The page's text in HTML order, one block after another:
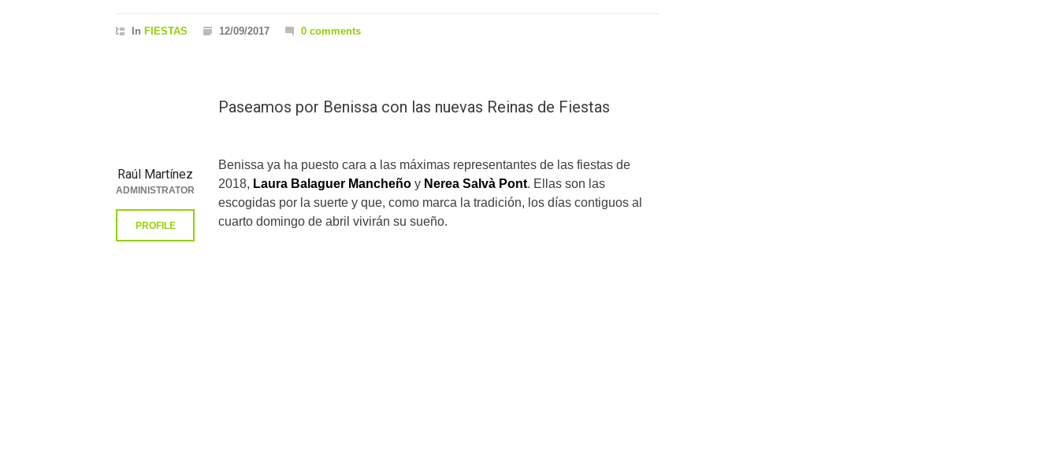
In FIESTAS 12/09/2017 0 comments
Paseamos por Benissa con las nuevas Reinas de Fiestas
Benissa ya ha puesto cara a las máximas representantes de las fiestas de
2018, Laura Balaguer Mancheño y Nerea Salvà Pont. Ellas son las
escogidas por la suerte y que, como marca la tradición, los días contiguos al
cuarto domingo de abril vivirán su sueño.
Raúl Martínez
ADMINISTRATOR
PROFILE